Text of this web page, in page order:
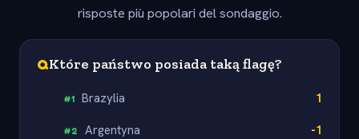
risposte più popolari del sondaggio.
QKtóre państwo posiada taką flagę?
#1 Brazylia 1
#2 Argentyna -1